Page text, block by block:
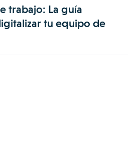
trabajo: La guía
tu equipo de